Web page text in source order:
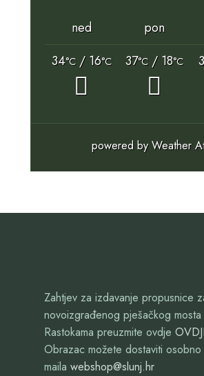
ned pon
34°C/ 16°C 37°C / 18°C
powered byWeather
Zahtjev za izdavanje propusnice
novoizgrađenog pješačkog
Rastokama preuzmite ovdje
Obrazac možete dostaviti
maila webshop@slunj.hr